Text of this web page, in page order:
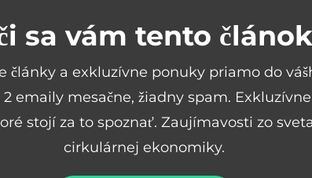
sa vám tento
články a exkluzívne ponuky priamo do
emaily mesačne, žiadny spam.
stojí za to spoznať. Zaujímavosti zo
cirkulárnej ekonomiky.